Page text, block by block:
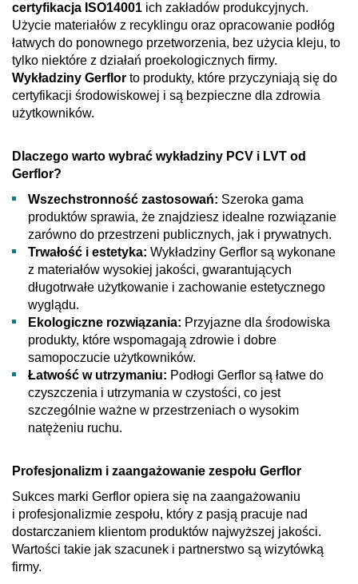
certyfikacja ISO14001 ich zakładów produkcyjnych.
Użycie materiałów z recyklingu oraz opracowanie podłóg
łatwych do ponownego przetworzenia, bez użycia kleju, to
tylko niektóre z działań proekologicznych firmy.
Wykładziny Gerflor to produkty, które przyczyniają się do
certyfikacji środowiskowej i są bezpieczne dla zdrowia
użytkowników.
Dlaczego warto wybrać wykładziny PCV i LVT od
Gerflor?
Wszechstronność zastosowań: Szeroka gama
produktów sprawia, że znajdziesz idealne rozwiązanie
zarówno do przestrzeni publicznych, jak i prywatnych.
Trwałość i estetyka: Wykładziny Gerflor są wykonane
z materiałów wysokiej jakości, gwarantujących
długotrwałe użytkowanie i zachowanie estetycznego
wyglądu.
Ekologiczne rozwiązania: Przyjazne dla środowiska
produkty, które wspomagają zdrowie i dobre
samopoczucie użytkowników.
Łatwość w utrzymaniu: Podłogi Gerflor są łatwe do
czyszczenia i utrzymania w czystości, co jest
szczególnie ważne w przestrzeniach o wysokim
natężeniu ruchu.
Profesjonalizm i zaangażowanie zespołu Gerflor
Sukces marki Gerflor opiera się na zaangażowaniu
i profesjonalizmie zespołu, który z pasją pracuje nad
dostarczaniem klientom produktów najwyższej jakości.
Wartości takie jak szacunek i partnerstwo są wizytówką
firmy.